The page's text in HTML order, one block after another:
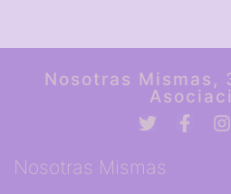
Nosotras Mismas,
Nosotras Mismas